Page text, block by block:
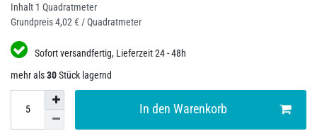
Inhalt 1 Quadratmeter
Grundpreis4,02 € / Quadratmeter
Sofort versandfertig, Lieferzeit 24 - 48h
mehr als30Stück lagernd
In den Warenkorb